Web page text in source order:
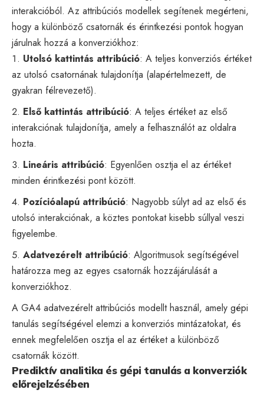
interakcióból. Az attribúciós modellek segítenek megérteni,
hogy a különböző csatornák és érintkezési pontok hogyan
járulnak hozzá a konverziókhoz:
Utolsó kattintás attribúció: A teljes konverziós értéket
az utolsó csatornának tulajdonítja (alapértelmezett, de
gyakran félrevezető).
Első kattintás attribúció: A teljes értéket az első
interakciónak tulajdonítja, amely a felhasználót az oldalra
hozta.
Lineáris attribúció: Egyenlően osztja el az értéket
minden érintkezési pont között.
Pozícióalapú attribúció: Nagyobb súlyt ad az első és
utolsó interakciónak, a köztes pontokat kisebb súllyal veszi
figyelembe.
Adatvezérelt attribúció: Algoritmusok segítségével
határozza meg az egyes csatornák hozzájárulását a
konverziókhoz.
A GA4 adatvezérelt attribúciós modellt használ, amely gépi
tanulás segítségével elemzi a konverziós mintázatokat, és
ennek megfelelően osztja el az értéket a különböző
csatornák között.
Prediktív analitika és gépi tanulás a konverziók
előrejelzésében